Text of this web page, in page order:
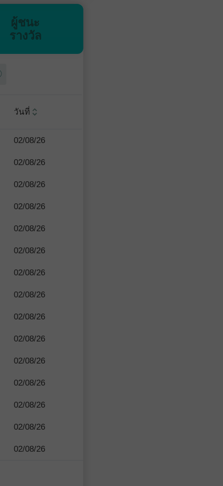
ผู้ชนะ
รางวัล
วันที่
02/08/26
02/08/26
02/08/26
02/08/26
02/08/26
02/08/26
02/08/26
02/08/26
02/08/26
02/08/26
02/08/26
02/08/26
02/08/26
02/08/26
02/08/26